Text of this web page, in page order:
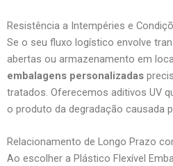
Resistência a Intempéries e
Se o seu fluxo logístico envolve
abertas ou armazenamento em
embalagens personalizadas
tratados. Oferecemos aditivos UV
o produto da degradação causada
Relacionamento de Longo Prazo
Ao escolher a Plástico Flexível